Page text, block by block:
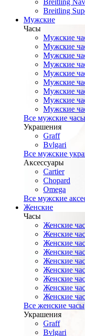
Breitling
Breitling
Мужские
Часы
Мужские
Мужские
Мужские
Мужские
Мужские
Мужские
Мужские
Мужские
Мужские
Все мужские часы
Украшения
Graff
Bvlgari
Все мужские
Аксессуары
Cartier
Chopard
Omega
Все мужские
Женские
Часы
Женские
Женские
Женские
Женские
Женские
Женские
Женские
Женские
Женские
Все женские часы
Украшения
Graff
Bvlgari